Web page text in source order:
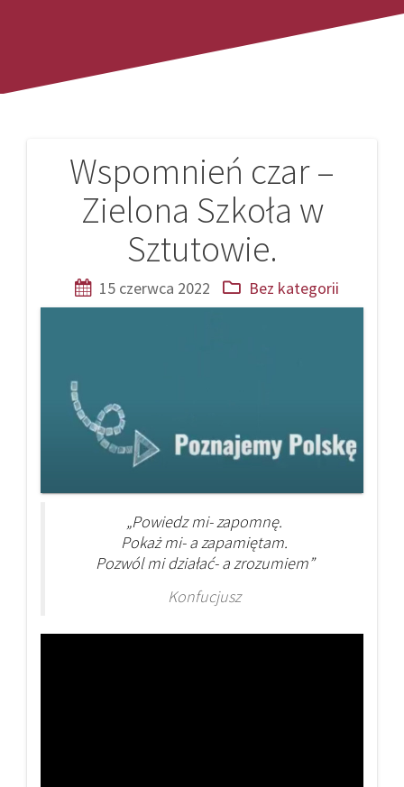
Wspomnień czar –
Zielona Szkoła w
Sztutowie.
15 czerwca 2022 Bez kategorii
„Powiedz mi- zapomnę.
Pokaż mi- a zapamiętam.
Pozwól mi działać- a zrozumiem”
Konfucjusz
Nawigacja
wpisu